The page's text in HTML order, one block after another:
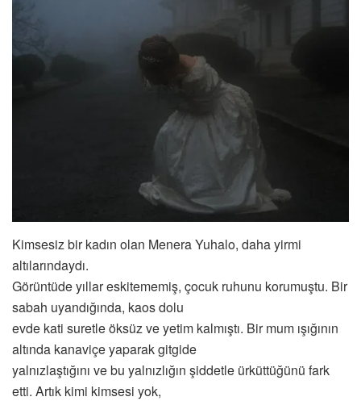
Kimsesiz bir kadın olan Menera Yuhalo, daha yirmi
altılarındaydı.
Görüntüde yıllar eskitememiş, çocuk ruhunu korumuştu. Bir
sabah uyandığında, kaos dolu
evde kati suretle öksüz ve yetim kalmıştı. Bir mum ışığının
altında kanaviçe yaparak gitgide
yalnızlaştığını ve bu yalnızlığın şiddetle ürküttüğünü fark
etti. Artık kimi kimsesi yok,